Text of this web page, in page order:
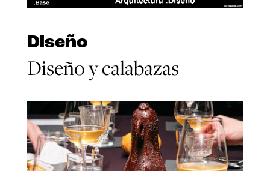
Diseño
Diseño y calabazas